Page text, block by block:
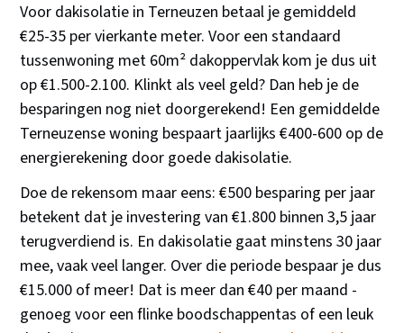
Voor dakisolatie in Terneuzen betaal je gemiddeld
€25-35 per vierkante meter. Voor een standaard
tussenwoning met 60m² dakoppervlak kom je dus uit
op €1.500-2.100. Klinkt als veel geld? Dan heb je de
besparingen nog niet doorgerekend! Een gemiddelde
Terneuzense woning bespaart jaarlijks €400-600 op de
energierekening door goede dakisolatie.
Doe de rekensom maar eens: €500 besparing per jaar
betekent dat je investering van €1.800 binnen 3,5 jaar
terugverdiend is. En dakisolatie gaat minstens 30 jaar
mee, vaak veel langer. Over die periode bespaar je dus
€15.000 of meer! Dat is meer dan €40 per maand -
genoeg voor een flinke boodschappentas of een leuk